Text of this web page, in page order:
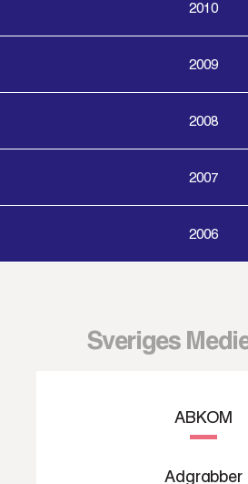
2010
2009
2008
2007
2006
Sveriges
ABKOM
Adgrabber